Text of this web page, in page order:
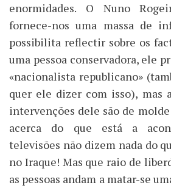
enormidades. O Nuno
fornece-nos uma massa de
possibilita reflectir sobre os
uma pessoa conservadora, ele
«nacionalista republicano»
quer ele dizer com isso), mas
intervenções dele são de
acerca do que está a
televisões não dizem nada do
no Iraque! Mas que raio de
as pessoas andam a matar-se